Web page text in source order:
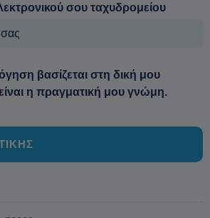
σου ταχυδρομείου
βασίζεται στη δική μου
είναι η πραγματική μου γνώμη.